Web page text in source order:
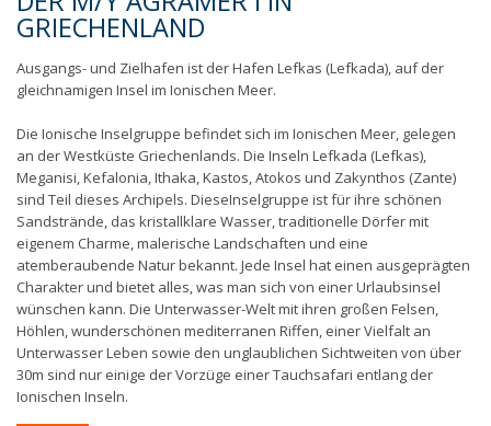
GRIECHENLAND
Ausgangs- und Zielhafen ist der Hafen Lefkas (Lefkada), auf der
gleichnamigen Insel im Ionischen Meer.
Die Ionische Inselgruppe befindet sich im Ionischen Meer, gelegen
an der Westküste Griechenlands. Die Inseln Lefkada (Lefkas),
Meganisi, Kefalonia, Ithaka, Kastos, Atokos und Zakynthos (Zante)
sind Teil dieses Archipels. DieseInselgruppe ist für ihre schönen
Sandstrände, das kristallklare Wasser, traditionelle Dörfer mit
eigenem Charme, malerische Landschaften und eine
atemberaubende Natur bekannt. Jede Insel hat einen ausgeprägten
Charakter und bietet alles, was man sich von einer Urlaubsinsel
wünschen kann. Die Unterwasser-Welt mit ihren großen Felsen,
Höhlen, wunderschönen mediterranen Riffen, einer Vielfalt an
Unterwasser Leben sowie den unglaublichen Sichtweiten von über
30m sind nur einige der Vorzüge einer Tauchsafari entlang der
Ionischen Inseln.